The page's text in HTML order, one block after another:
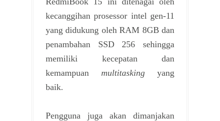
kecanggihan prosessor intel gen-11
yang didukung oleh RAM 8GB dan
penambahan SSD 256 sehingga
memiliki kecepatan dan
kemampuan multitasking yang
baik.
Pengguna juga akan dimanjakan